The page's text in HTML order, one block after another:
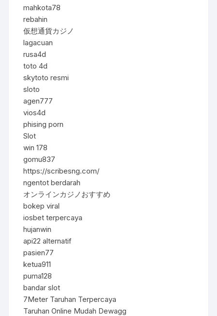
mahkota78
rebahin
仮想通貨カジノ
lagacuan
rusa4d
toto 4d
skytoto resmi
sloto
agen777
vios4d
phising porn
Slot
win 178
gomu837
https://scribesng.com/
ngentot berdarah
オンラインカジノおすすめ
bokep viral
iosbet terpercaya
hujanwin
api22 alternatif
pasien77
ketua911
puma128
bandar slot
7Meter Taruhan Terpercaya
Taruhan Online Mudah Dewagg